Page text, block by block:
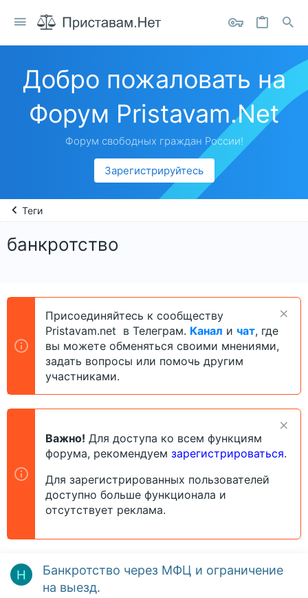
Добро пожаловать на
Форум Pristavam.Net
Форум свободных граждан России!
Зарегистрируйтесь
Теги
банкротство
Присоединяйтесь к сообществу
Pristavam.net в Телеграм. Канал и чат, где
вы можете обменяться своими мнениями,
задать вопросы или помочь другим
участниками.
Важно! Для доступа ко всем функциям
форума, рекомендуем зарегистрироваться.
Для зарегистрированных пользователей
доступно больше функционала и
отсутствует реклама.
Н
Банкротство через МФЦ и ограничение
на выезд.